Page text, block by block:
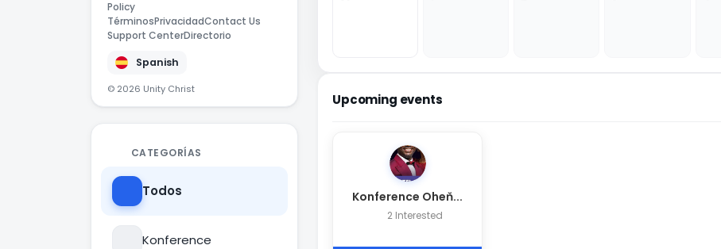
Policy
TérminosPrivacidadContact Us
Support CenterDirectorio
Spanish
© 2026 Unity Christ
CATEGORÍAS
Todos
Konference
Upcoming events
Konference Oheň...
2 Interested